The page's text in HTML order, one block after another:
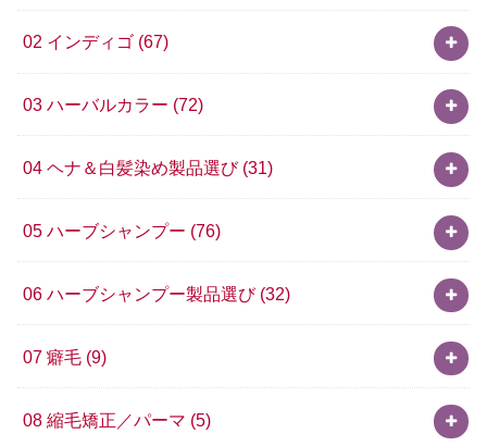
02 インディゴ (67)
03 ハーバルカラー (72)
04 ヘナ＆白髪染め製品選び (31)
05 ハーブシャンプー (76)
06 ハーブシャンプー製品選び (32)
07 癖毛 (9)
08 縮毛矯正／パーマ (5)